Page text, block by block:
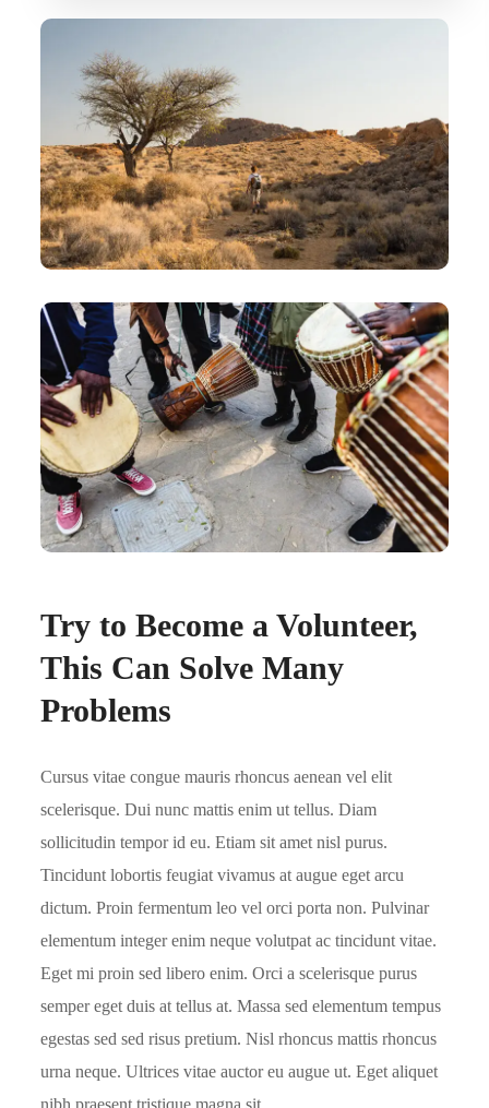
Try to Become a Volunteer,
This Can Solve Many
Problems
Cursus vitae congue mauris rhoncus aenean vel elit
scelerisque. Dui nunc mattis enim ut tellus. Diam
sollicitudin tempor id eu. Etiam sit amet nisl purus.
Tincidunt lobortis feugiat vivamus at augue eget arcu
dictum. Proin fermentum leo vel orci porta non. Pulvinar
elementum integer enim neque volutpat ac tincidunt vitae.
Eget mi proin sed libero enim. Orci a scelerisque purus
semper eget duis at tellus at. Massa sed elementum tempus
egestas sed sed risus pretium. Nisl rhoncus mattis rhoncus
urna neque. Ultrices vitae auctor eu augue ut. Eget aliquet
nibh praesent tristique magna sit.